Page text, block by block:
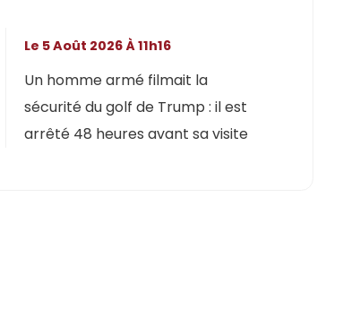
Un homme armé filmait la
sécurité du golf de Trump : il est
arrêté 48 heures avant sa visite
Le 5 Août 2026 À 11h16